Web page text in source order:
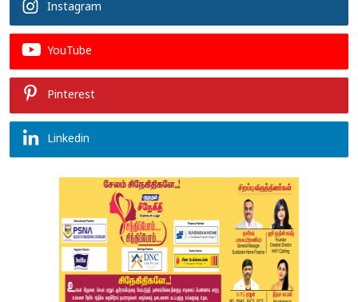
Instagram
YouTube
Pinterest
Linkedin